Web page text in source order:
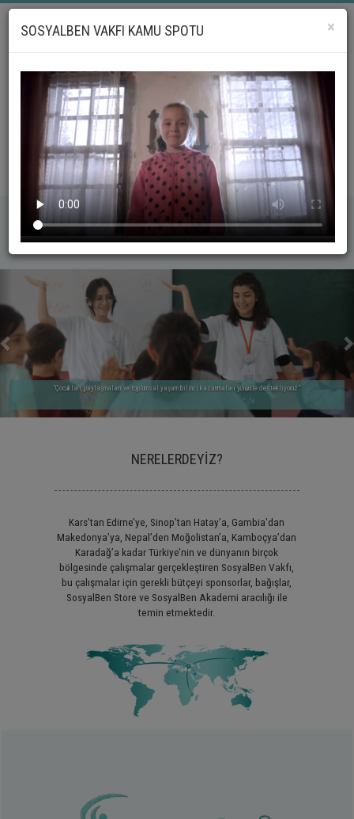
LG
"Çocukları, paylaşmaları ve toplumsal yaşam bilinci kazanmaları yönünde destekliyoruz."
_geri
NERELERDEYİZ?
Kars’tan Edirne’ye, Sinop’tan Hatay’a, Gambia’dan
Makedonya’ya, Nepal’den Moğolistan’a, Kamboçya’dan
Karadağ’a kadar Türkiye’nin ve dünyanın birçok
bölgesinde çalışmalar gerçekleştiren SosyalBen Vakfı,
bu çalışmalar için gerekli bütçeyi sponsorlar, bağışlar,
SosyalBen Store ve SosyalBen Akademi aracılığı ile
temin etmektedir.
×
SOSYALBEN VAKFI KAMU SPOTU